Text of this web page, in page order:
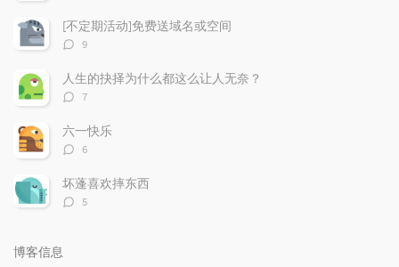
数：
[不定期活动]免费送域名或空间
评
数：
9
人生的抉择为什么都这么让人无奈？
评
数：
7
六一快乐
评
数：
6
坏蓬喜欢摔东西
评
5
博客信息